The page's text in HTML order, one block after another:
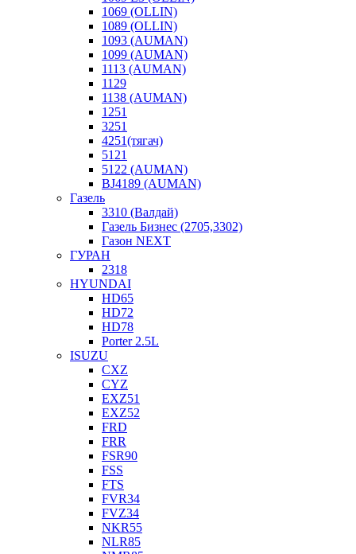
1069 (OLLIN)
1089 (OLLIN)
1093 (AUMAN)
1099 (AUMAN)
1113 (AUMAN)
1129
1138 (AUMAN)
1251
3251
4251(тягач)
5121
5122 (AUMAN)
BJ4189 (AUMAN)
Газель
3310 (Валдай)
Газель Бизнес (2705,3302)
Газон NEXT
ГУРАН
2318
HYUNDAI
HD65
HD72
HD78
Porter 2.5L
ISUZU
CXZ
CYZ
EXZ51
EXZ52
FRD
FRR
FSR90
FSS
FTS
FVR34
FVZ34
NKR55
NLR85